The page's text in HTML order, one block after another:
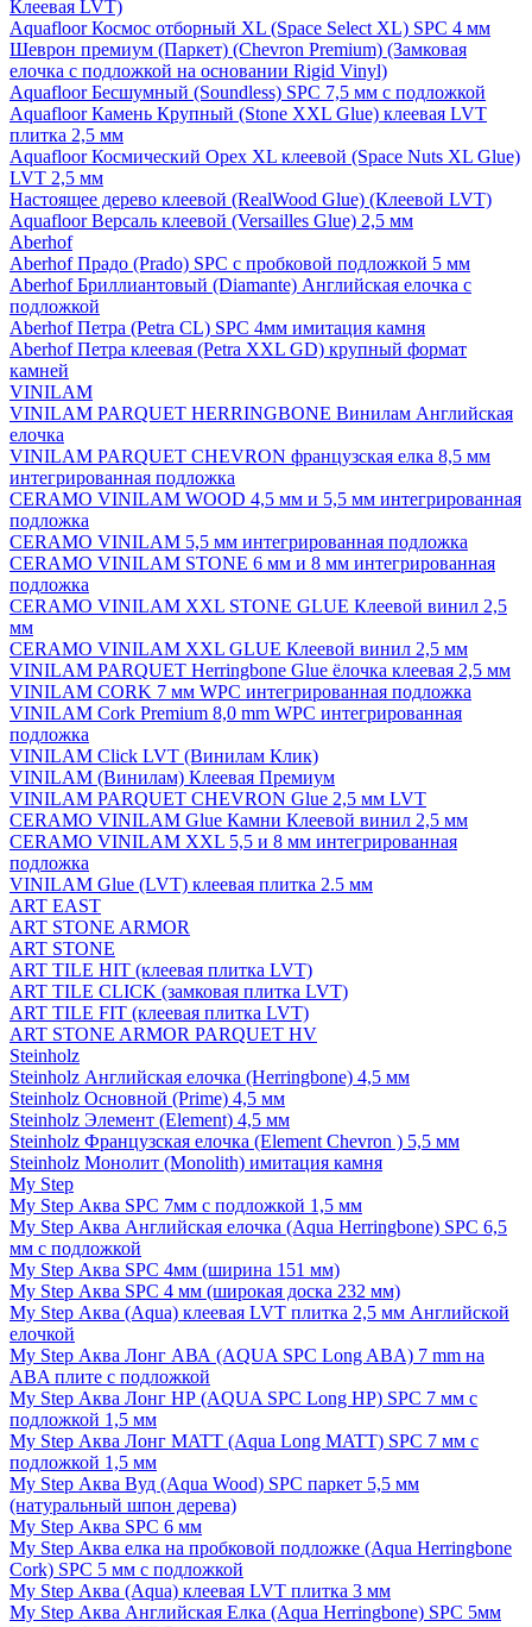
Клеевая LVT)
Aquafloor Космос отборный XL (Space Select XL) SPC 4 мм
Шеврон премиум (Паркет) (Chevron Premium) (Замковая
елочка с подложкой на основании Rigid Vinyl)
Aquafloor Бесшумный (Soundless) SPC 7,5 мм с подложкой
Aquafloor Камень Крупный (Stone XXL Glue) клеевая LVT
плитка 2,5 мм
Aquafloor Космический Орех XL клеевой (Space Nuts XL Glue)
LVT 2,5 мм
Настоящее дерево клеевой (RealWood Glue) (Клеевой LVT)
Aquafloor Версаль клеевой (Versailles Glue) 2,5 мм
Aberhof
Aberhof Прадо (Prado) SPC с пробковой подложкой 5 мм
Aberhof Бриллиантовый (Diamante) Английская елочка с
подложкой
Aberhof Петра (Petra CL) SPC 4мм имитация камня
Aberhof Петра клеевая (Petra XXL GD) крупный формат
камней
VINILAM
VINILAM PARQUET HERRINGBONE Винилам Английская
елочка
VINILAM PARQUET CHEVRON французская елка 8,5 мм
интегрированная подложка
CERAMO VINILAM WOOD 4,5 мм и 5,5 мм интегрированная
подложка
CERAMO VINILAM 5,5 мм интегрированная подложка
CERAMO VINILAM STONE 6 мм и 8 мм интегрированная
подложка
CERAMO VINILAM XXL STONE GLUE Клеевой винил 2,5
мм
CERAMO VINILAM XXL GLUE Клеевой винил 2,5 мм
VINILAM PARQUET Herringbone Glue ёлочка клеевая 2,5 мм
VINILAM CORK 7 мм WPC интегрированная подложка
VINILAM Cork Premium 8,0 mm WPC интегрированная
подложка
VINILAM Click LVT (Винилам Клик)
VINILAM (Винилам) Клеевая Премиум
VINILAM PARQUET CHEVRON Glue 2,5 мм LVT
CERAMO VINILAM Glue Камни Клеевой винил 2,5 мм
CERAMO VINILAM XXL 5,5 и 8 мм интегрированная
подложка
VINILAM Glue (LVT) клеевая плитка 2.5 мм
ART EAST
ART STONE ARMOR
ART STONE
ART TILE HIT (клеевая плитка LVT)
ART TILE CLICK (замковая плитка LVT)
ART TILE FIT (клеевая плитка LVT)
ART STONE ARMOR PARQUET HV
Steinholz
Steinholz Английская елочка (Herringbone) 4,5 мм
Steinholz Основной (Prime) 4,5 мм
Steinholz Элемент (Element) 4,5 мм
Steinholz Французская елочка (Element Chevron ) 5,5 мм
Steinholz Монолит (Monolith) имитация камня
My Step
My Step Аква SPC 7мм c подложкой 1,5 мм
My Step Аква Английская елочка (Aqua Herringbone) SPC 6,5
мм с подложкой
My Step Аква SPC 4мм (ширина 151 мм)
My Step Аква SPC 4 мм (широкая доска 232 мм)
My Step Аква (Aqua) клеевая LVT плитка 2,5 мм Английской
елочкой
My Step Аква Лонг АВА (AQUA SPC Long ABA) 7 mm на
ABA плите с подложкой
My Step Аква Лонг НР (AQUA SPC Long HP) SPC 7 мм с
подложкой 1,5 мм
My Step Аква Лонг MATT (Aqua Long MATT) SPC 7 мм с
подложкой 1,5 мм
My Step Аква Вуд (Aqua Wood) SPC паркет 5,5 мм
(натуральный шпон дерева)
My Step Аква SPC 6 мм
My Step Аква елка на пробковой подложке (Aqua Herringbone
Cork) SPC 5 мм с подложкой
My Step Аква (Aqua) клеевая LVT плитка 3 мм
My Step Аква Английская Елка (Aqua Herringbone) SPC 5мм